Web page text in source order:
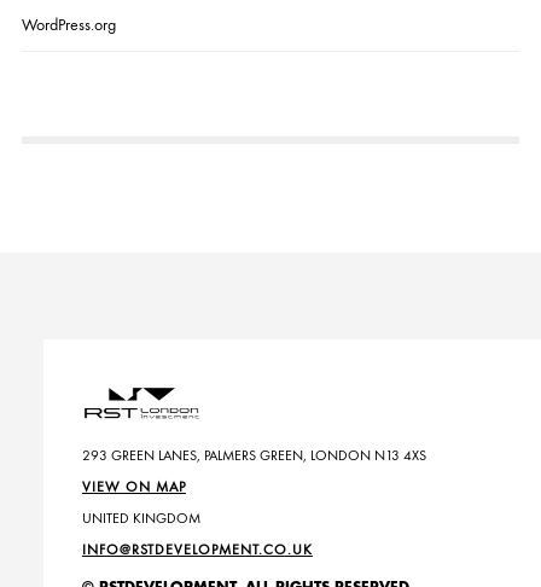
WordPress.org
293 GREEN LANES, PALMERS GREEN, LONDON N13 4XS
VIEW ON MAP
UNITED KINGDOM
INFO@RSTDEVELOPMENT.CO.UK